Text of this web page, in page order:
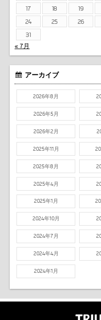
17
18 19
24
25 26
31
« 7月
アーカイブ
2026年8月
2026年5月
2026年2月
2025年11月
2025年8月
2025年4月
2025年1月
2024年10月
2024年7月
2024年4月
2024年1月